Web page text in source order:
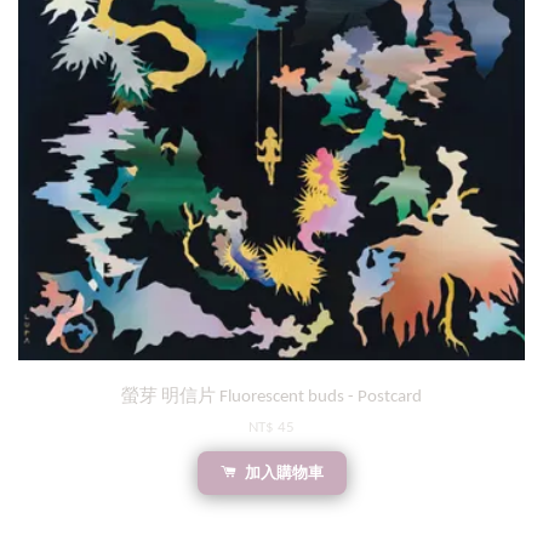
螢芽 明信片 Fluorescent buds - Postcard
NT$ 45
加入購物車